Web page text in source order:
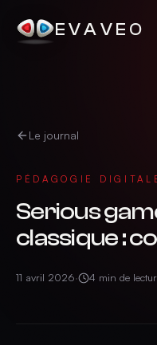
EVAVEO
Le journal
PÉDAGOGIE
Serious
classique :
11 avril 2026· 4 min de